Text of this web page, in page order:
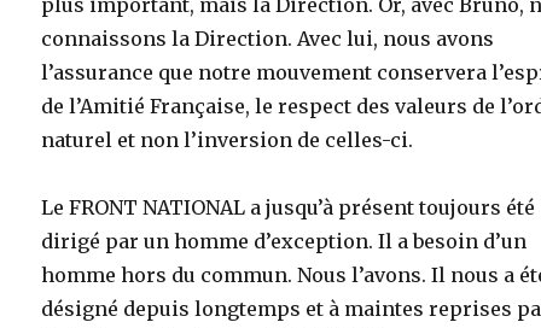
plus important, mais la Direction. Or, avec Bruno,
connaissons la Direction. Avec lui, nous avons
l’assurance que notre mouvement conservera
de l’Amitié Française, le respect des valeurs de
naturel et non l’inversion de celles-ci.
Le FRONT NATIONAL a jusqu’à présent toujours été
dirigé par un homme d’exception. Il a besoin d’un
homme hors du commun. Nous l’avons. Il nous a
désigné depuis longtemps et à maintes reprises